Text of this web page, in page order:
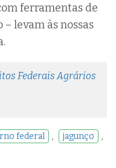
ferramentas de
levam às nossas
Federais Agrários
federal , jagunço
,